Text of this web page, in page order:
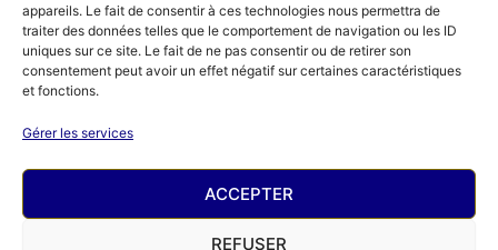
appareils. Le fait de consentir à ces technologies nous permettra de
traiter des données telles que le comportement de navigation ou les ID
uniques sur ce site. Le fait de ne pas consentir ou de retirer son
consentement peut avoir un effet négatif sur certaines caractéristiques
et fonctions.
Gérer les services
ACCEPTER
REFUSER
06 81 77 52 88
Instagram